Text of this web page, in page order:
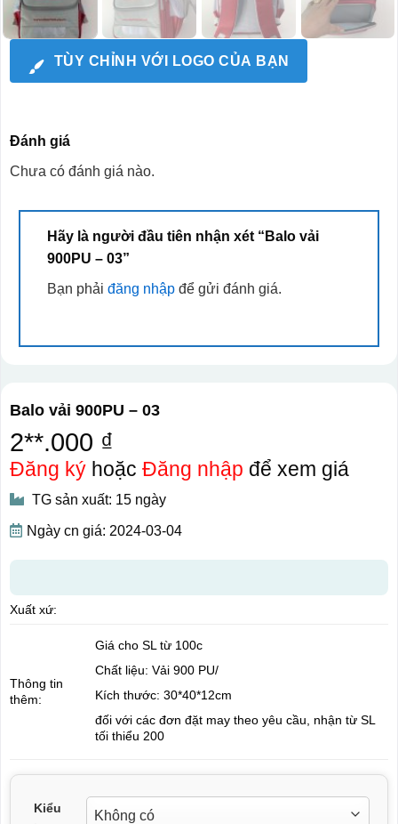
TÙY CHỈNH VỚI LOGO CỦA BẠN
Đánh giá
Chưa có đánh giá nào.
Hãy là người đầu tiên nhận xét “Balo vải
900PU – 03”
Bạn phải đăng nhậpđể gửi đánh giá.
Balo vải 900PU – 03
2**.000 ₫
Đăng kýhoặc Đăng nhập để xem giá
TG sản xuất: 15 ngày
Ngày cn giá: 2024-03-04
Xuất xứ:
Thông tin
thêm:
Giá cho SL từ 100c
Chất liệu: Vải 900 PU/
Kích thước: 30*40*12cm
đối với các đơn đặt may theo yêu cầu, nhận từ SL
tối thiểu 200
Kiểu